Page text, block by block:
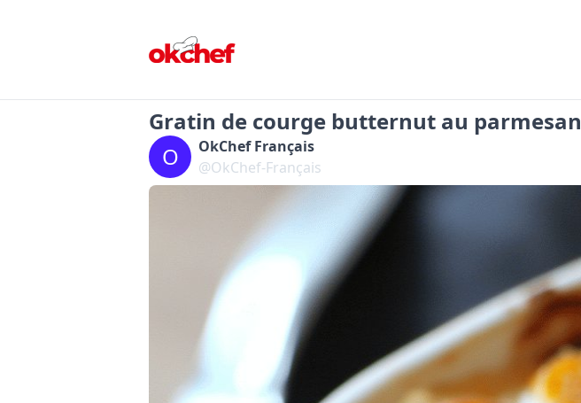
Gratin de courge butternut au parmesan
O
OkChef Français
@OkChef-Français